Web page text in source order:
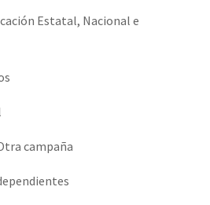
Estatal, Nacional e
campaña